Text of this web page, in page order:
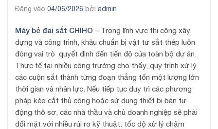
Đăng vào 04/06/2026 bởi admin
Máy bẻ đai sắt CHIHO – Trong lĩnh vực thi công xây
dựng và công trình, khâu chuẩn bị vật tư sắt thép luôn
đóng vai trò quyết định đến tiến độ của toàn bộ dự án.
Thực tế tại nhiều công trường cho thấy, quy trình xử lý
các cuộn sắt thành từng đoạn thẳng tốn một lượng lớn
thời gian và nhân lực. Nếu tiếp tục duy trì các phương
pháp kéo cắt thủ công hoặc sử dụng thiết bị bán tự
động thô sơ, các nhà thầu và chủ doanh nghiệp sẽ phải
đối mặt với nhiều rủi ro kỹ thuật: tốc độ xử lý chậm